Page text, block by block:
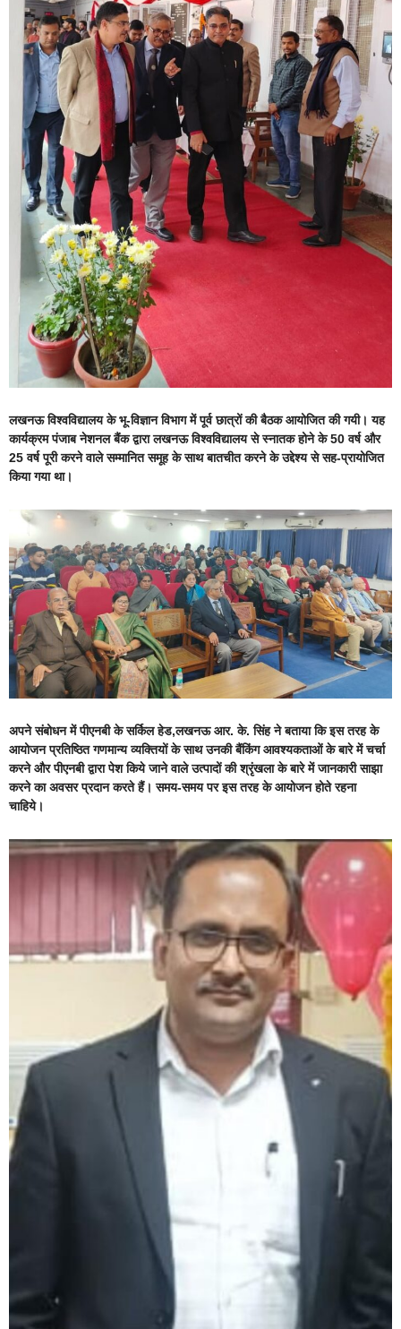
लखनऊ विश्वविद्यालय के भू-विज्ञान विभाग में पूर्व छात्रों की बैठक आयोजित की गयी। यह
कार्यक्रम पंजाब नेशनल बैंक द्वारा लखनऊ विश्वविद्यालय से स्नातक होने के 50 वर्ष और
25 वर्ष पूरी करने वाले सम्मानित समूह के साथ बातचीत करने के उद्देश्य से सह-प्रायोजित
किया गया था।
अपने संबोधन में पीएनबी के सर्किल हेड,लखनऊ आर. के. सिंह ने बताया कि इस तरह के
आयोजन प्रतिष्ठित गणमान्य व्यक्तियों के साथ उनकी बैंकिंग आवश्यकताओं के बारे में चर्चा
करने और पीएनबी द्वारा पेश किये जाने वाले उत्पादों की श्रृंखला के बारे में जानकारी साझा
करने का अवसर प्रदान करते हैं। समय-समय पर इस तरह के आयोजन होते रहना
चाहिये।